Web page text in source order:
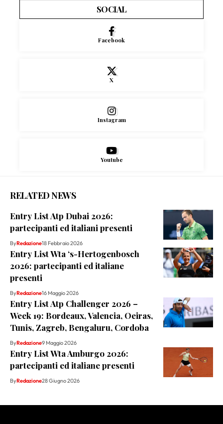
SOCIAL
Facebook
X
Instagram
Youtube
RELATED NEWS
Entry List Atp Dubai 2026:
partecipanti ed italiani presenti
ByRedazione18 Febbraio 2026
Entry List Wta ‘s-Hertogenbosch
2026: partecipanti ed italiane
presenti
ByRedazione16 Maggio 2026
Entry List Atp Challenger 2026 –
Week 19: Bordeaux, Valencia, Oeiras,
Tunis, Zagreb, Bengaluru, Cordoba
ByRedazione9 Maggio 2026
Entry List Wta Amburgo 2026:
partecipanti ed italiane presenti
ByRedazione28 Giugno 2026